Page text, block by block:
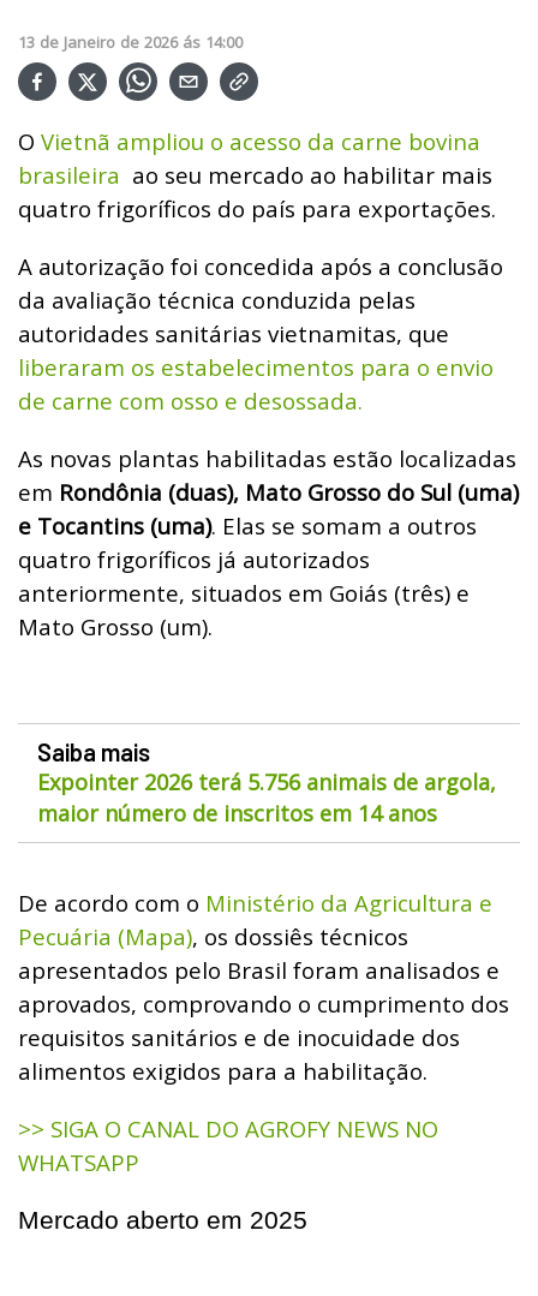
13 de Janeiro de 2026 ás 14:00
O Vietnã ampliou o acesso da carne bovina
brasileira ao seu mercado ao habilitar mais
quatro frigoríficos do país para exportações.
A autorização foi concedida após a conclusão
da avaliação técnica conduzida pelas
autoridades sanitárias vietnamitas, que
liberaram os estabelecimentos para o envio
de carne com osso e desossada.
As novas plantas habilitadas estão localizadas
em Rondônia (duas), Mato Grosso do Sul (uma)
e Tocantins (uma). Elas se somam a outros
quatro frigoríficos já autorizados
anteriormente, situados em Goiás (três) e
Mato Grosso (um).
Saiba mais
Expointer 2026 terá 5.756 animais de argola,
maior número de inscritos em 14 anos
De acordo com o Ministério da Agricultura e
Pecuária (Mapa), os dossiês técnicos
apresentados pelo Brasil foram analisados e
aprovados, comprovando o cumprimento dos
requisitos sanitários e de inocuidade dos
alimentos exigidos para a habilitação.
>> SIGA O CANAL DO AGROFY NEWS NO
WHATSAPP
Mercado aberto em 2025